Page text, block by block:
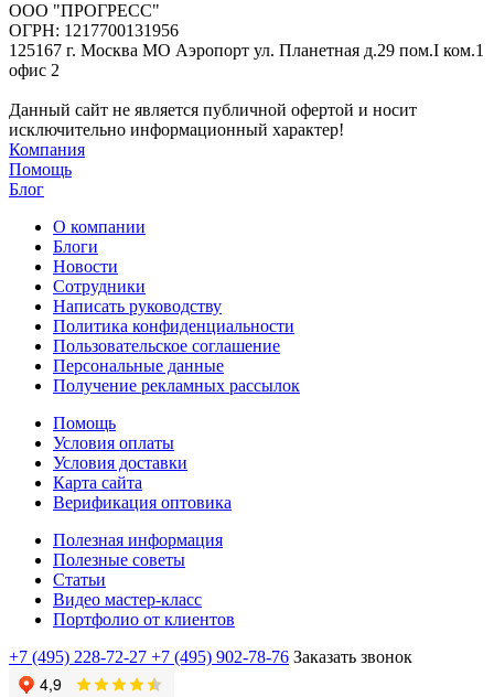
ООО "ПРОГРЕСС"
ОГРН: 1217700131956
125167 г. Москва МО Аэропорт ул. Планетная д.29 пом.I ком.1
офис 2
Данный сайт не является публичной офертой и носит
исключительно информационный характер!
Компания
Помощь
Блог
О компании
Блоги
Новости
Сотрудники
Написать руководству
Политика конфиденциальности
Пользовательское соглашение
Персональные данные
Получение рекламных рассылок
Помощь
Условия оплаты
Условия доставки
Карта сайта
Верификация оптовика
Полезная информация
Полезные советы
Статьи
Видео мастер-класс
Портфолио от клиентов
+7 (495) 228-72-27 +7 (495) 902-78-76 Заказать звонок